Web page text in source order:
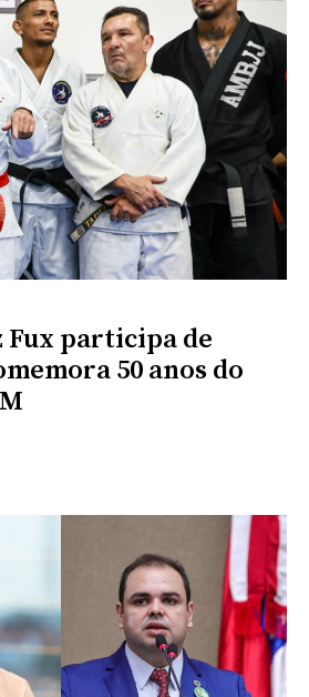
participa de
50 anos do